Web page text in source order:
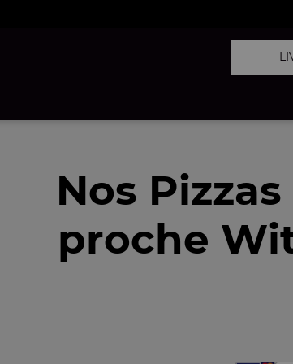
Nos
proche